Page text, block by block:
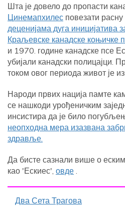
Шта је довело до пропасти
Цинемапхилес повезати
деценијама дуга иницијатива
Краљевске канадске коњичке
и 1970. године канадске псе
убијали канадски полицајци.
током овог периода живот је
Народи првих нација памте
се нашкоди урођеничким
инсистира да је било
неопходна мера изазвана
здравље.
Да бисте сазнали више о
као 'Ескиес', овде
Два Сета Трагова